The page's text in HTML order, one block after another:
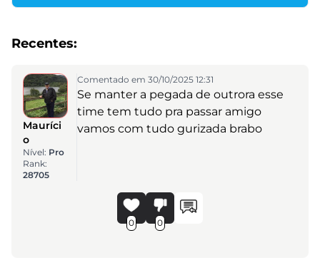
Recentes:
Mauríci
o
Nível: Pro
Rank:
28705
Comentado em 30/10/2025 12:31
Se manter a pegada de outrora esse
time tem tudo pra passar amigo
vamos com tudo gurizada brabo
0 0